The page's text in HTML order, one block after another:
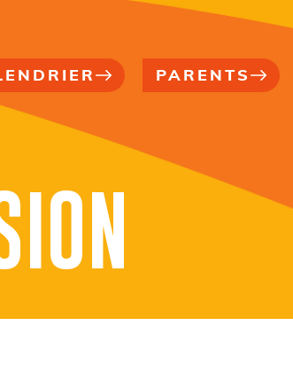
PARENTS